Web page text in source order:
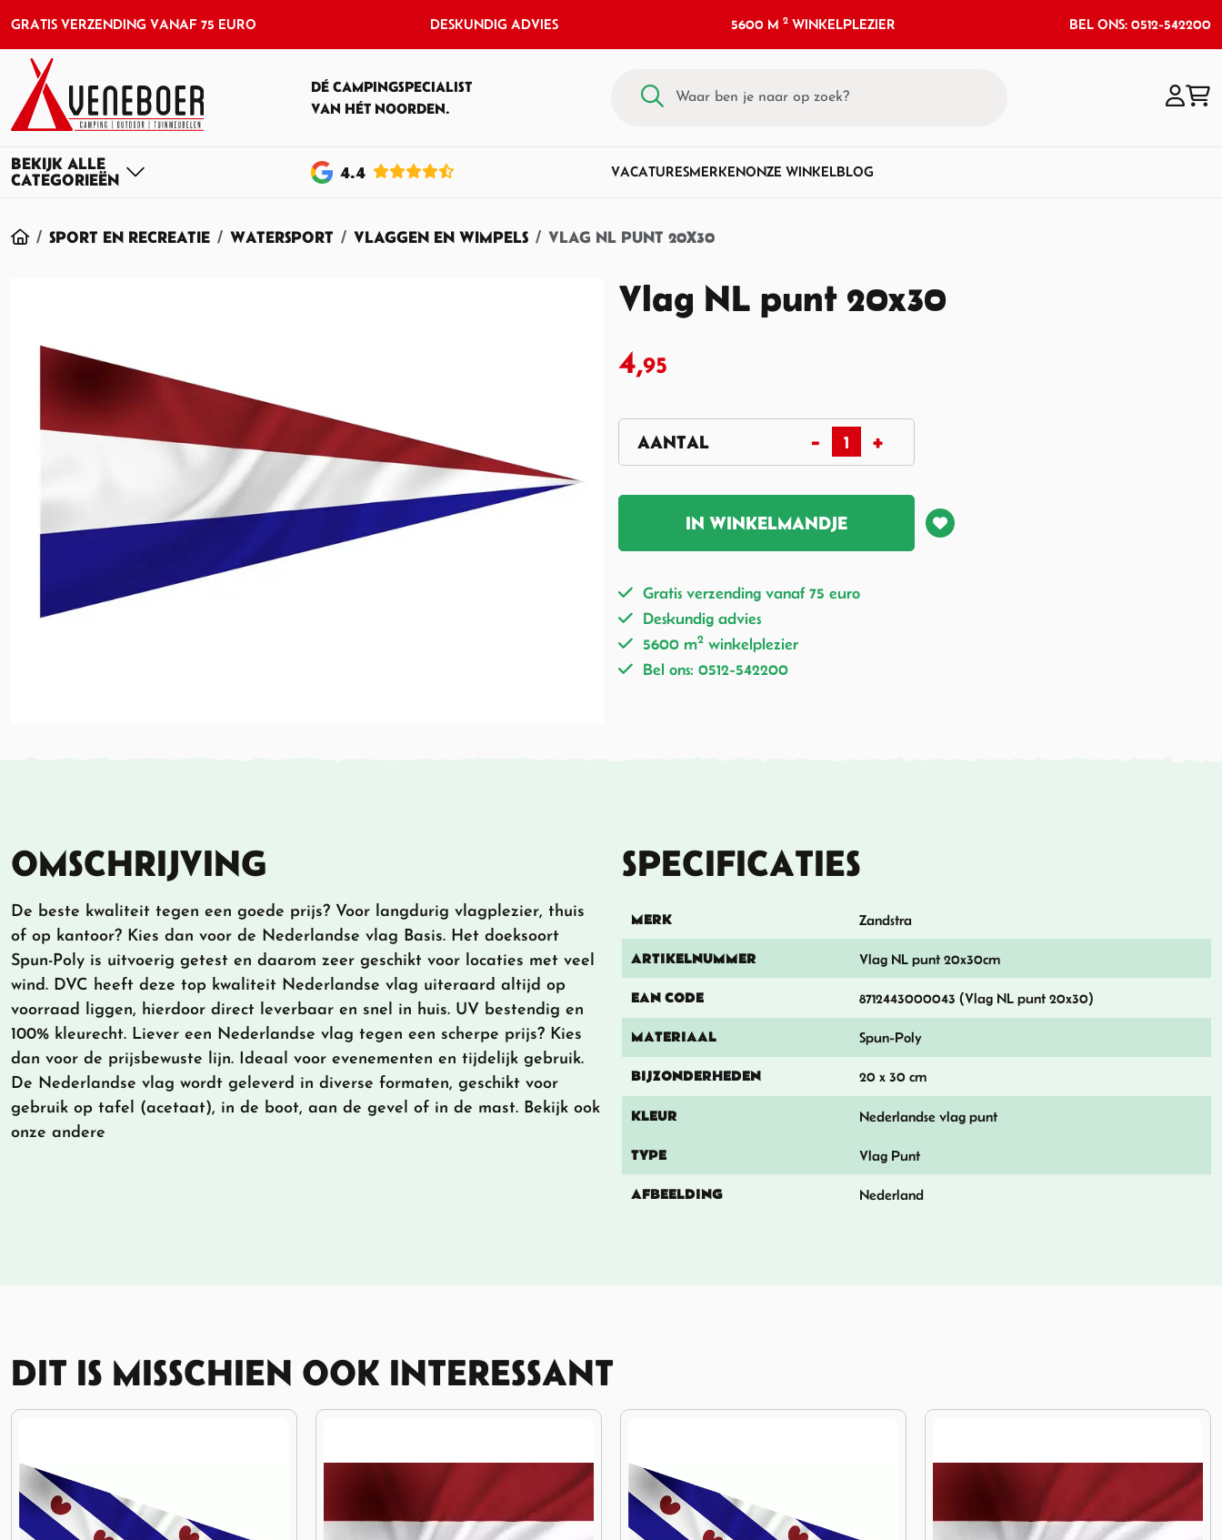
GRATIS VERZENDING VANAF 75 EURO DESKUNDIG ADVIES 5600 M2 WINKELPLEZIER BEL ONS: 0512-542200
DÉ CAMPINGSPECIALIST
VAN HÉT NOORDEN.
4.4 VACATURESMERKENONZE WINKELBLOG
HOME
SPORT EN RECREATIE WATERSPORT VLAGGEN EN WIMPELS VLAG NL PUNT 20X30
Vlag NL punt 20x30
4,95
IN WINKELMANDJE
Gratis verzending vanaf 75 euro
Deskundig advies
5600 m2 winkelplezier
Bel ons: 0512-542200
OMSCHRIJVING
De beste kwaliteit tegen een goede prijs? Voor langdurig vlagplezier, thuis
of op kantoor? Kies dan voor de Nederlandse vlag Basis. Het doeksoort
Spun-Poly is uitvoerig getest en daarom zeer geschikt voor locaties met veel
wind. DVC heeft deze top kwaliteit Nederlandse vlag uiteraard altijd op
voorraad liggen, hierdoor direct leverbaar en snel in huis. UV bestendig en
100% kleurecht. Liever een Nederlandse vlag tegen een scherpe prijs? Kies
dan voor de prijsbewuste lijn. Ideaal voor evenementen en tijdelijk gebruik.
De Nederlandse vlag wordt geleverd in diverse formaten, geschikt voor
gebruik op tafel (acetaat), in de boot, aan de gevel of in de mast. Bekijk ook
onze andere
SPECIFICATIES
MERK Zandstra
ARTIKELNUMMER Vlag NL punt 20x30cm
EAN CODE 8712443000043 (Vlag NL punt 20x30)
MATERIAAL Spun-Poly
BIJZONDERHEDEN 20 x 30 cm
KLEUR Nederlandse vlag punt
TYPE Vlag Punt
AFBEELDING Nederland
DIT IS MISSCHIEN OOK INTERESSANT